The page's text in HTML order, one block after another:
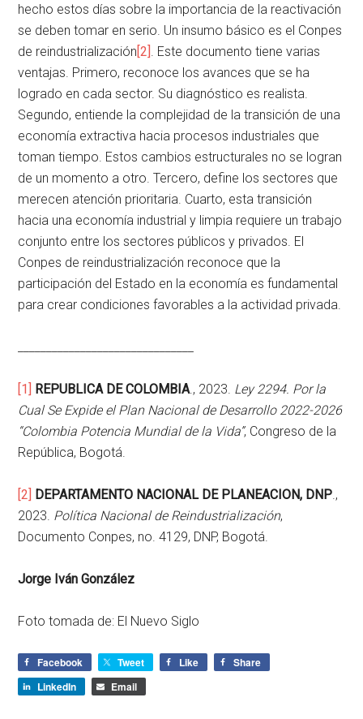
hecho estos días sobre la importancia de la reactivación
se deben tomar en serio. Un insumo básico es el Conpes
de reindustrialización[2] . Este documento tiene varias
ventajas. Primero, reconoce los avances que se ha
logrado en cada sector. Su diagnóstico es realista.
Segundo, entiende la complejidad de la transición de una
economía extractiva hacia procesos industriales que
toman tiempo. Estos cambios estructurales no se logran
de un momento a otro. Tercero, define los sectores que
merecen atención prioritaria. Cuarto, esta transición
hacia una economía industrial y limpia requiere un trabajo
conjunto entre los sectores públicos y privados. El
Conpes de reindustrialización reconoce que la
participación del Estado en la economía es fundamental
para crear condiciones favorables a la actividad privada.
[1] REPUBLICA DE COLOMBIA ., 2023. Ley 2294. Por la
Cual Se Expide el Plan Nacional de Desarrollo 2022-2026
“Colombia Potencia Mundial de la Vida”, Congreso de la
República, Bogotá.
[2] DEPARTAMENTO NACIONAL DE PLANEACION, DNP .,
2023. Política Nacional de Reindustrialización,
Documento Conpes, no. 4129, DNP, Bogotá.
Jorge Iván González
Foto tomada de: El Nuevo Siglo
Facebook Tweet Like
Share
LinkedIn
Email